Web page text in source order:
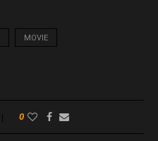
MOVIE
0